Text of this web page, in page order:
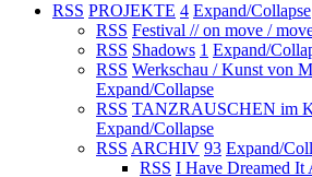
RSS PROJEKTE 4 Expand/Collapse
RSS Festival // on move /
RSS Shadows 1 Expand/
RSS Werkschau / Kunst von
Expand/Collapse
RSS TANZRAUSCHEN im
Expand/Collapse
RSS ARCHIV 93 Expand/
RSS I Have Dreamed It